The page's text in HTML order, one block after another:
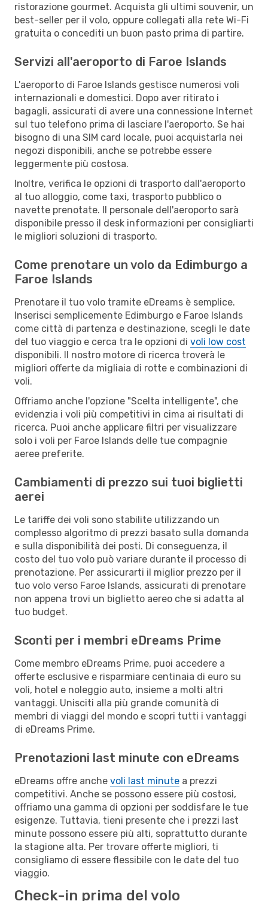
ristorazione gourmet. Acquista gli ultimi souvenir, un
best-seller per il volo, oppure collegati alla rete Wi-Fi
gratuita o concediti un buon pasto prima di partire.
Servizi all'aeroporto di Faroe Islands
L'aeroporto di Faroe Islands gestisce numerosi voli
internazionali e domestici. Dopo aver ritirato i
bagagli, assicurati di avere una connessione Internet
sul tuo telefono prima di lasciare l'aeroporto. Se hai
bisogno di una SIM card locale, puoi acquistarla nei
negozi disponibili, anche se potrebbe essere
leggermente più costosa.
Inoltre, verifica le opzioni di trasporto dall'aeroporto
al tuo alloggio, come taxi, trasporto pubblico o
navette prenotate. Il personale dell'aeroporto sarà
disponibile presso il desk informazioni per consigliarti
le migliori soluzioni di trasporto.
Come prenotare un volo da Edimburgo a
Faroe Islands
Prenotare il tuo volo tramite eDreams è semplice.
Inserisci semplicemente Edimburgo e Faroe Islands
come città di partenza e destinazione, scegli le date
del tuo viaggio e cerca tra le opzioni di voli low cost
disponibili. Il nostro motore di ricerca troverà le
migliori offerte da migliaia di rotte e combinazioni di
voli.
Offriamo anche l'opzione "Scelta intelligente", che
evidenzia i voli più competitivi in cima ai risultati di
ricerca. Puoi anche applicare filtri per visualizzare
solo i voli per Faroe Islands delle tue compagnie
aeree preferite.
Cambiamenti di prezzo sui tuoi biglietti
aerei
Le tariffe dei voli sono stabilite utilizzando un
complesso algoritmo di prezzi basato sulla domanda
e sulla disponibilità dei posti. Di conseguenza, il
costo del tuo volo può variare durante il processo di
prenotazione. Per assicurarti il miglior prezzo per il
tuo volo verso Faroe Islands, assicurati di prenotare
non appena trovi un biglietto aereo che si adatta al
tuo budget.
Sconti per i membri eDreams Prime
Come membro eDreams Prime, puoi accedere a
offerte esclusive e risparmiare centinaia di euro su
voli, hotel e noleggio auto, insieme a molti altri
vantaggi. Unisciti alla più grande comunità di
membri di viaggi del mondo e scopri tutti i vantaggi
di eDreams Prime.
Prenotazioni last minute con eDreams
eDreams offre anche voli last minute a prezzi
competitivi. Anche se possono essere più costosi,
offriamo una gamma di opzioni per soddisfare le tue
esigenze. Tuttavia, tieni presente che i prezzi last
minute possono essere più alti, soprattutto durante
la stagione alta. Per trovare offerte migliori, ti
consigliamo di essere flessibile con le date del tuo
viaggio.
Check-in prima del volo